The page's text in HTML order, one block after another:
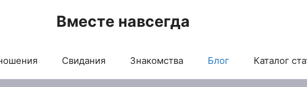
Вместе навсегда
Свидания Знакомства Блог Каталог